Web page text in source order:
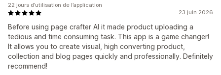
23 juin 2026
Before using page crafter AI it made product uploading a
tedious and time consuming task. This app is a game changer!
It allows you to create visual, high converting product,
collection and blog pages quickly and professionally. Definitely
recommend!
22 jours d’utilisation de l’application